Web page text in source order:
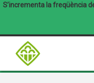
S’incrementa la freqüència